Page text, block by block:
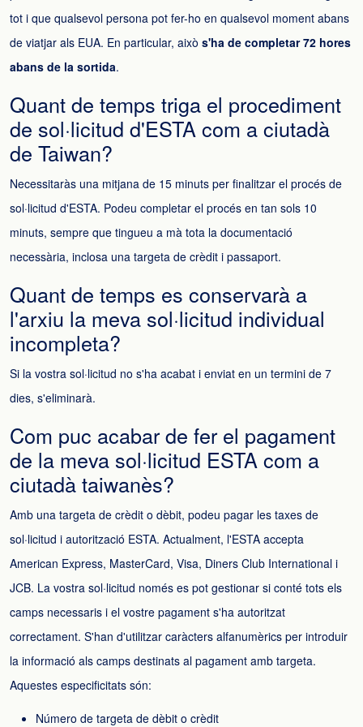
tot i que qualsevol persona pot fer-ho en qualsevol moment abans
de viatjar als EUA. En particular, això s'ha de completar 72 hores
abans de la sortida.
Quant de temps triga el procediment
de sol·licitud d'ESTA com a ciutadà
de Taiwan?
Necessitaràs una mitjana de 15 minuts per finalitzar el procés de
sol·licitud d'ESTA. Podeu completar el procés en tan sols 10
minuts, sempre que tingueu a mà tota la documentació
necessària, inclosa una targeta de crèdit i passaport.
Quant de temps es conservarà a
l'arxiu la meva sol·licitud individual
incompleta?
Si la vostra sol·licitud no s'ha acabat i enviat en un termini de 7
dies, s'eliminarà.
Com puc acabar de fer el pagament
de la meva sol·licitud ESTA com a
ciutadà taiwanès?
Amb una targeta de crèdit o dèbit, podeu pagar les taxes de
sol·licitud i autorització ESTA. Actualment, l'ESTA accepta
American Express, MasterCard, Visa, Diners Club International i
JCB. La vostra sol·licitud només es pot gestionar si conté tots els
camps necessaris i el vostre pagament s'ha autoritzat
correctament. S'han d'utilitzar caràcters alfanumèrics per introduir
la informació als camps destinats al pagament amb targeta.
Aquestes especificitats són:
Número de targeta de dèbit o crèdit